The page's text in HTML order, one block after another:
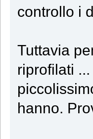
controllo i
Tuttavia
riprofilati
hanno.